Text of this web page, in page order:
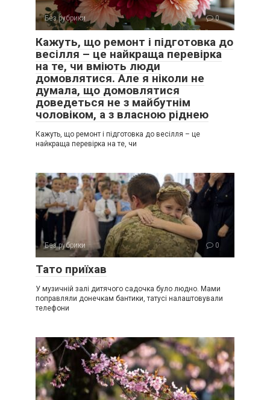
Без рубрики 0
Кажуть, що ремонт і підготовка до
весілля – це найкраща перевірка
на те, чи вміють люди
домовлятися. Але я ніколи не
думала, що домовлятися
доведеться не з майбутнім
чоловіком, а з власною ріднею
Кажуть, що ремонт і підготовка до весілля – це
найкраща перевірка на те, чи
Без рубрики 0
Тато приїхав
У музичній залі дитячого садочка було людно. Мами
поправляли донечкам бантики, татусі налаштовували
телефони